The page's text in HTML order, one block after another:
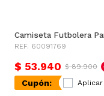
Camiseta Futbolera
REF. 60091769
$ 53.940 $ 89.900
Cupón: Aplicar